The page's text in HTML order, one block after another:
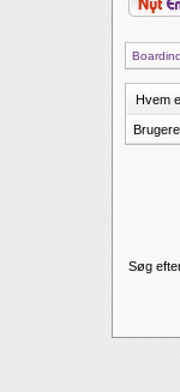
Hvem
Søg